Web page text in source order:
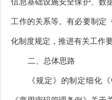
工作的关系等。有必要制定
化制度规定，推进有关工作
二、总体思路
《规定》的制定细化